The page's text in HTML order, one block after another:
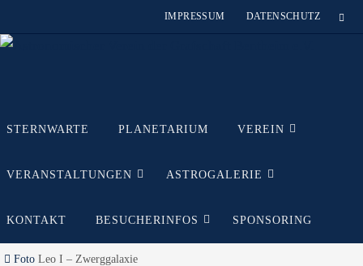
Inhalt
IMPRESSUM DATENSCHUTZ
Inhalt
STERNWARTE PLANETARIUM VEREIN
VERANSTALTUNGEN ASTROGALERIE
KONTAKT BESUCHERINFOS SPONSORING
Start
Foto Leo I – Zwerggalaxie